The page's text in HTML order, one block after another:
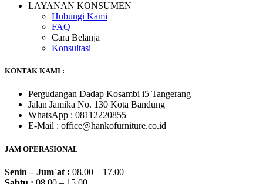
LAYANAN KONSUMEN
Hubungi Kami
FAQ
Cara Belanja
Konsultasi
KONTAK KAMI :
Pergudangan Dadap Kosambi i5 Tangerang
Jalan Jamika No. 130 Kota Bandung
WhatsApp : 08112220855
E-Mail : office@hankofurniture.co.id
JAM OPERASIONAL
Senin – Jum`at : 08.00 – 17.00